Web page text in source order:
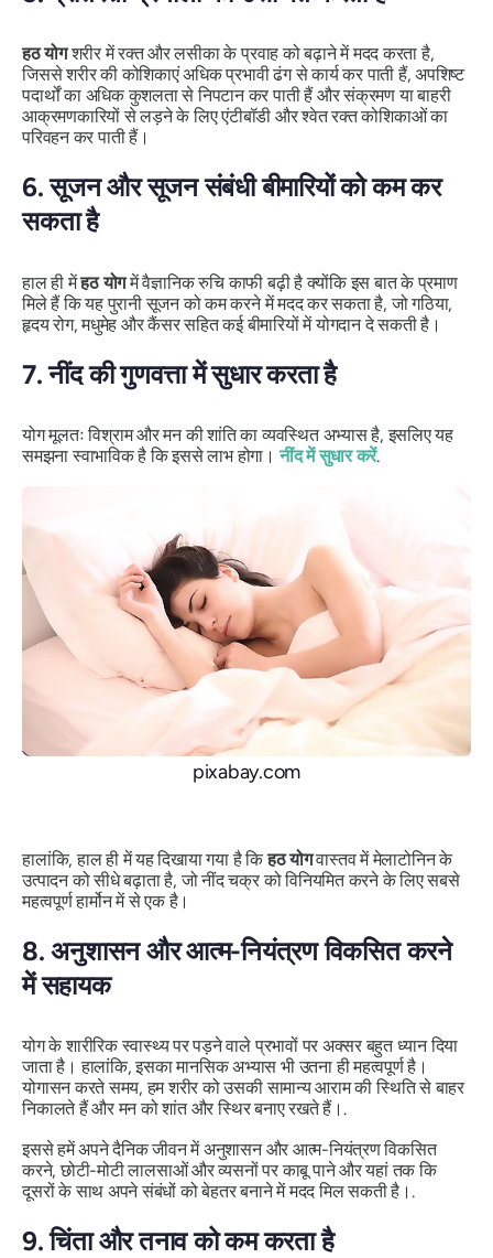
हठयोगशरीर में रक्त और लसीका के प्रवाह को बढ़ाने में मदद करता है,
जिससे शरीर की कोशिकाएं अधिक प्रभावी ढंग से कार्य कर पाती हैं, अपशिष्ट
पदार्थों का अधिक कुशलता से निपटान कर पाती हैं और संक्रमण या बाहरी
आक्रमणकारियों से लड़ने के लिए एंटीबॉडी और श्वेत रक्त कोशिकाओं का
परिवहन कर पाती हैं।
6.सूजन और सूजन संबंधी बीमारियों को कम कर
सकता है
हाल ही मेंहठयोगमें वैज्ञानिक रुचि काफी बढ़ी है क्योंकि इस बात के प्रमाण
मिले हैं कि यह पुरानी सूजन को कम करने में मदद कर सकता है, जो गठिया,
हृदय रोग, मधुमेह और कैंसर सहित कई बीमारियों में योगदान दे सकती है।
7.नींद की गुणवत्ता में सुधार करता है
योग मूलतः विश्राम और मन की शांति का व्यवस्थित अभ्यास है, इसलिए यह
समझना स्वाभाविक है कि इससे लाभ होगा।नींद में सुधार करें.
pixabay.com
हालांकि, हाल ही में यह दिखाया गया है किहठ योगवास्तव में मेलाटोनिन के
उत्पादन को सीधे बढ़ाता है, जो नींद चक्र को विनियमित करने के लिए सबसे
महत्वपूर्ण हार्मोन में से एक है।
8.अनुशासन और आत्म-नियंत्रण विकसित करने
में सहायक
योग के शारीरिक स्वास्थ्य पर पड़ने वाले प्रभावों पर अक्सर बहुत ध्यान दिया
जाता है। हालांकि, इसका मानसिक अभ्यास भी उतना ही महत्वपूर्ण है।
योगासन करते समय, हम शरीर को उसकी सामान्य आराम की स्थिति से बाहर
निकालते हैं और मन को शांत और स्थिर बनाए रखते हैं।.
इससे हमें अपने दैनिक जीवन में अनुशासन और आत्म-नियंत्रण विकसित
करने, छोटी-मोटी लालसाओं और व्यसनों पर काबू पाने और यहां तक ​​कि
दूसरों के साथ अपने संबंधों को बेहतर बनाने में मदद मिल सकती है।.
9.चिंता और तनाव को कम करता है